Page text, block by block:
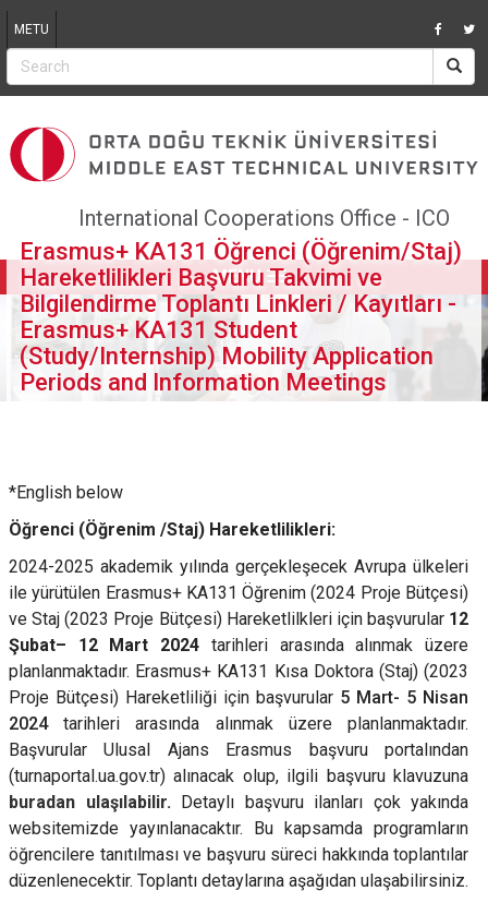
METU
International Cooperations Office - ICO
MENU
Erasmus+ KA131 Öğrenci (Öğrenim/Staj)
Hareketlilikleri Başvuru Takvimi ve
Bilgilendirme Toplantı Linkleri / Kayıtları -
Erasmus+ KA131 Student
(Study/Internship) Mobility Application
Periods and Information Meetings
*English below
Öğrenci (Öğrenim /Staj) Hareketlilikleri:
2024-2025 akademik yılında gerçekleşecek Avrupa ülkeleri
ile yürütülen Erasmus+ KA131 Öğrenim (2024 Proje Bütçesi)
ve Staj (2023 Proje Bütçesi) Hareketlilkleri için başvurular 12
Şubat– 12 Mart 2024 tarihleri arasında alınmak üzere
planlanmaktadır. Erasmus+ KA131 Kısa Doktora (Staj) (2023
Proje Bütçesi) Hareketliliği için başvurular 5 Mart- 5 Nisan
2024tarihleri arasında alınmak üzere planlanmaktadır.
Başvurular Ulusal Ajans Erasmus başvuru portalından
(turnaportal.ua.gov.tr) alınacak olup, ilgili başvuru klavuzuna
buradan ulaşılabilir. Detaylı başvuru ilanları çok yakında
websitemizde yayınlanacaktır. Bu kapsamda programların
öğrencilere tanıtılması ve başvuru süreci hakkında toplantılar
düzenlenecektir. Toplantı detaylarına aşağıdan ulaşabilirsiniz.